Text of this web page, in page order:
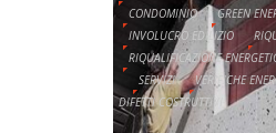
CONDOMINIO
GREEN
INVOLUCRO EDILIZIO
RIQUALIFICAZIONE
SERVIZI
VERIFICHE
DIFETTI COSTRUTTIVI